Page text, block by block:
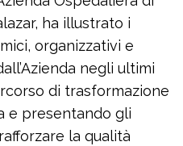
ha illustrato i
organizzativi e
negli ultimi
di trasformazione
e presentando gli
la qualità